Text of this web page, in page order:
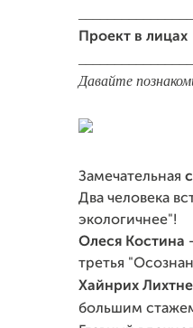
Проект в лицах
Давайте
Замечательная
Два человека
экологичнее"!
Олеся Костина
третья
Хайнрих
большим